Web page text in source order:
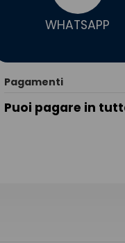
WHATSAPP
Pagamenti
Puoi pagare in